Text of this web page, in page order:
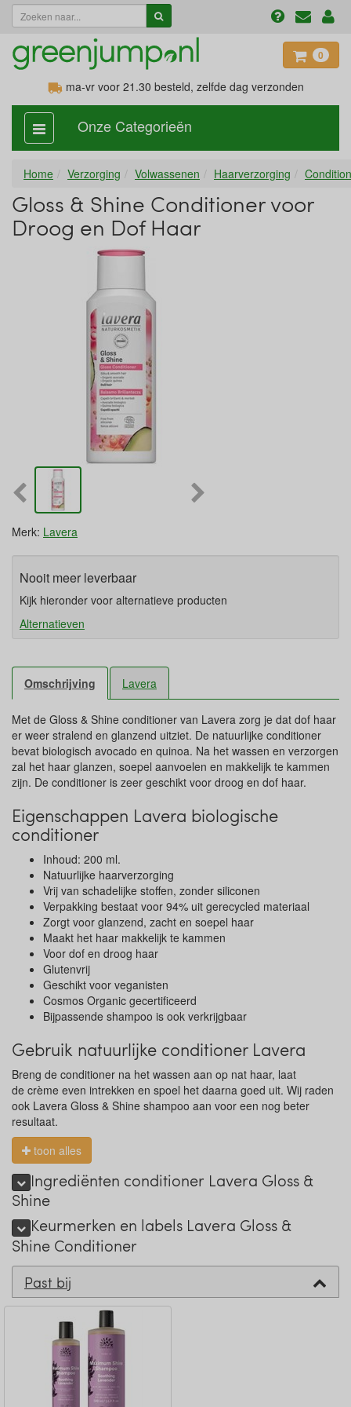
0
ma-vr voor 21.30 besteld, zelfde dag verzonden
categorie
aan,
Onze Categorieën
Home Verzorging Volwassenen Haarverzorging
Gloss & Shine Conditioner voor
Droog en Dof Haar
Merk: Lavera
Nooit meer leverbaar
Kijk hieronder voor alternatieve producten
Alternatieven
Omschrijving Lavera
Met de Gloss & Shine conditioner van Lavera zorg je dat dof haar
er weer stralend en glanzend uitziet. De natuurlijke conditioner
bevat biologisch avocado en quinoa. Na het wassen en verzorgen
zal het haar glanzen, soepel aanvoelen en makkelijk te kammen
zijn. De conditioner is zeer geschikt voor droog en dof haar.
Eigenschappen Lavera biologische
conditioner
Inhoud: 200 ml.
Natuurlijke haarverzorging
Vrij van schadelijke stoffen, zonder siliconen
Verpakking bestaat voor 94% uit gerecycled materiaal
Zorgt voor glanzend, zacht en soepel haar
Maakt het haar makkelijk te kammen
Voor dof en droog haar
Glutenvrij
Geschikt voor veganisten
Cosmos Organic gecertificeerd
Bijpassende shampoo is ook verkrijgbaar
Gebruik natuurlijke conditioner Lavera
Breng de conditioner na het wassen aan op nat haar, laat
de crème even intrekken en spoel het daarna goed uit. Wij raden
ook Lavera Gloss & Shine shampoo aan voor een nog beter
resultaat.
toon alles
Ingrediënten conditioner Lavera Gloss &
Shine
Keurmerken en labels Lavera Gloss &
Shine Conditioner
Past bij